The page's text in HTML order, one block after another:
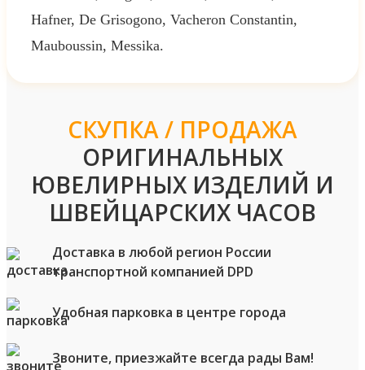
Hafner, De Grisogono, Vacheron Constantin,
Mauboussin, Messika.
СКУПКА / ПРОДАЖА
ОРИГИНАЛЬНЫХ
ЮВЕЛИРНЫХ ИЗДЕЛИЙ И
ШВЕЙЦАРСКИХ ЧАСОВ
Доставка в любой регион России
транспортной компанией DPD
Удобная парковка в центре города
Звоните, приезжайте всегда рады Вам!